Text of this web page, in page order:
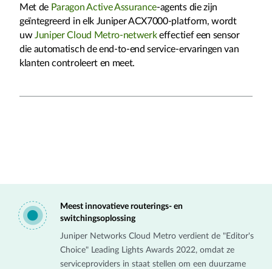
Met de Paragon Active Assurance-agents die zijn
geïntegreerd in elk Juniper ACX7000-platform, wordt
uwJuniper Cloud Metro-netwerkeffectief een sensor
die automatisch de end-to-end service-ervaringen van
klanten controleert en meet.
Meest innovatieve routerings- en
switchingsoplossing
Juniper Networks Cloud Metro verdient de "Editor's
Choice" Leading Lights Awards 2022, omdat ze
serviceproviders in staat stellen om een duurzame